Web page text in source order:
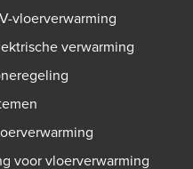
vloerverwarming
verwarming
voor vloerverwarming